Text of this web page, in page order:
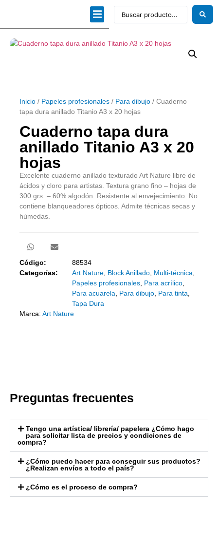
Inicio / Papeles profesionales / Para dibujo / Cuaderno
tapa dura anillado Titanio A3 x 20 hojas
Cuaderno tapa dura
anillado Titanio A3 x 20
hojas
Excelente cuaderno anillado texturado Art Nature libre de
ácidos y cloro para artistas. Textura grano fino – hojas de
300 grs. – 60% algodón. Resistente al envejecimiento. No
contiene blanqueadores ópticos. Admite técnicas secas y
húmedas.
Código:
88534
Categorías:
Art Nature, Block Anillado, Multi-técnica,
Papeles profesionales, Para acrílico,
Para acuarela, Para dibujo, Para tinta,
Tapa Dura
Marca: Art Nature
Preguntas frecuentes
Tengo una artística/ librería/ papelera ¿Cómo hago
para solicitar lista de precios y condiciones de
compra?
¿Cómo puedo hacer para conseguir sus productos?
¿Realizan envíos a todo el país?
¿Cómo es el proceso de compra?